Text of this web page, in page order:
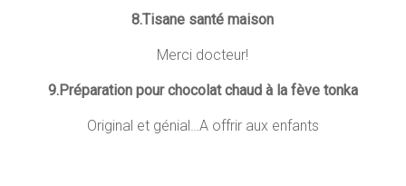
8.Tisane santé maison
Merci docteur!
9.Préparation pour chocolat chaud à la fève tonka
Original et génial…A offrir aux enfants